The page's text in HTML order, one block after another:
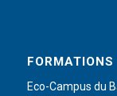
Eco-Campus du